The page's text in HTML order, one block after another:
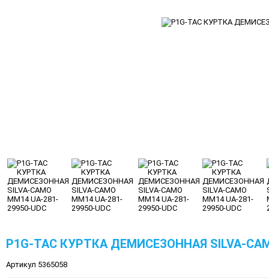
P1G-TAC КУРТКА ДЕМИСЕЗОННАЯ SILVA-
Артикул 5365058